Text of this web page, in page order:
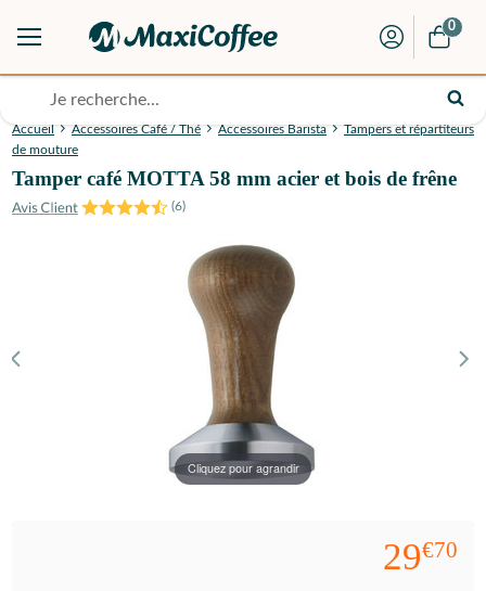
0
Accueil Accessoires Café / Thé Accessoires Barista
Tampers et répartiteurs
de mouture
Tamper café MOTTA 58 mm acier et bois de frêne
(6)
Cliquez pour agrandir
29€70